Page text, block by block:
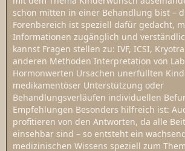
schon mitten in einer Behandlung bist –
Forenbereich ist speziell dafür gedacht,
Informationen zugänglich und
kannst Fragen stellen zu: IVF, ICSI,
anderen Methoden Interpretation von
Hormonwerten Ursachen unerfüllten
medikamentöser Unterstützung oder
Behandlungsverläufen individuellen
Empfehlungen Besonders hilfreich ist:
profitieren von den Antworten, da alle
einsehbar sind – so entsteht ein
medizinischen Wissens speziell zum